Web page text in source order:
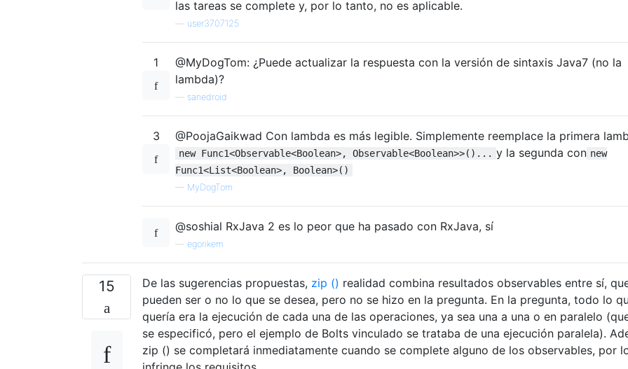
las tareas se complete y, por lo tanto, no es aplicable.
user3707125
1
@MyDogTom: ¿Puede actualizar la respuesta con la versión de sintaxis Java7 (no la
lambda)?
sanedroid
3 @PoojaGaikwad Con lambda es más legible. Simplemente reemplace la primera
new Func1<Observable<Boolean>, Observable<Boolean>>()... y la segunda con new
Func1<List<Boolean>, Boolean>()
— MyDogTom
@soshial RxJava 2 es lo peor que ha pasado con RxJava, sí
egorikem
15 De las sugerencias propuestas, zip () realidad combina resultados observables entre sí,
pueden ser o no lo que se desea, pero no se hizo en la pregunta. En la pregunta, todo lo
quería era la ejecución de cada una de las operaciones, ya sea una a una o en paralelo
se especificó, pero el ejemplo de Bolts vinculado se trataba de una ejecución paralela).
zip () se completará inmediatamente cuando se complete alguno de los observables, por